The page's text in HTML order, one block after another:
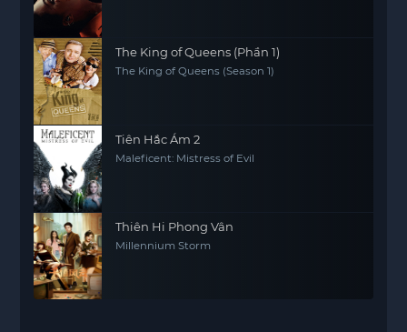
The King of Queens (Phần 1)
The King of Queens (Season 1)
Tiên Hắc Ám 2
Maleficent: Mistress of Evil
Thiên Hi Phong Vân
Millennium Storm